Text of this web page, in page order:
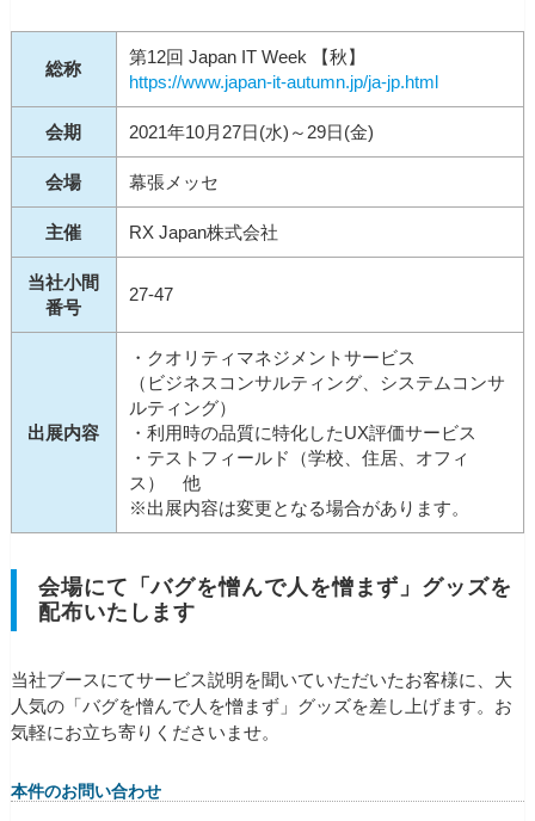
総称
第12回 Japan IT Week 【秋】
https://www.japan-it-autumn.jp/ja-jp.html
会期 2021年10月27日(水)～29日(金)
会場 幕張メッセ
主催 RX Japan株式会社
当社小間
番号
27-47
出展内容
・クオリティマネジメントサービス
（ビジネスコンサルティング、システムコンサ
ルティング）
・利用時の品質に特化したUX評価サービス
・テストフィールド（学校、住居、オフィ
ス） 他
※出展内容は変更となる場合があります。
会場にて「バグを憎んで人を憎まず」グッズを
配布いたします
当社ブースにてサービス説明を聞いていただいたお客様に、大
人気の「バグを憎んで人を憎まず」グッズを差し上げます。お
気軽にお立ち寄りくださいませ。
本件のお問い合わせ